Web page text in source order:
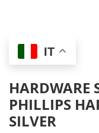
IT
HARDWARE
PHILLIPS
SILVER
Skip
the
of
the
images
gallery